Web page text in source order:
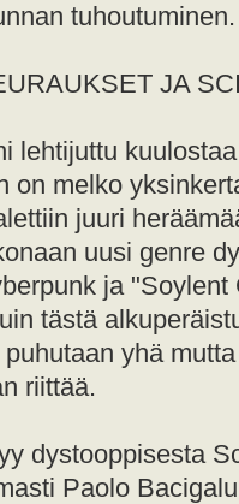
tuhoutuminen.
JA
lehtijuttu
on melko
juuri
uusi genre
ja
tästä
yhä
riittää.
dystooppisesta
Paolo